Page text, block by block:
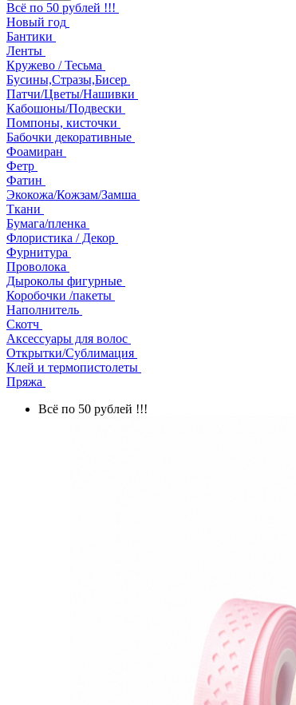
Всё по 50 рублей !!!
Новый год
Бантики
Ленты
Кружево / Тесьма
Бусины,Стразы,Бисер
Патчи/Цветы/Нашивки
Кабошоны/Подвески
Помпоны, кисточки
Бабочки декоративные
Фоамиран
Фетр
Фатин
Экокожа/Кожзам/Замша
Ткани
Бумага/пленка
Флористика / Декор
Фурнитура
Проволока
Дыроколы фигурные
Коробочки /пакеты
Наполнитель
Скотч
Аксессуары для волос
Открытки/Сублимация
Клей и термопистолеты
Пряжа
Всё по 50 рублей !!!